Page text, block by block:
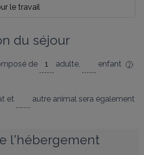
le travail
du séjour
de adulte,
enfant
et autre animal sera également
l'hébergement